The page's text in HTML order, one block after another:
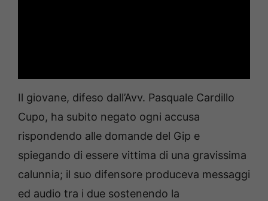
Il giovane, difeso dall’Avv. Pasquale Cardillo
Cupo, ha subito negato ogni accusa
rispondendo alle domande del Gip e
spiegando di essere vittima di una gravissima
calunnia; il suo difensore produceva messaggi
ed audio tra i due sostenendo la